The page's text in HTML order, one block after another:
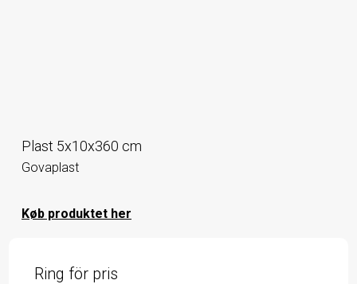
Plast 5x10x360 cm
Govaplast
Køb produktet her
Ring för pris